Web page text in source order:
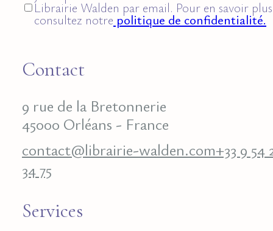
Librairie Walden par email. Pour en savoir
consultez notre politique de confidentialité.
Contact
9 rue de la Bretonnerie
45000 Orléans - France
contact@librairie-walden.com+33 9 54
34 75
Services